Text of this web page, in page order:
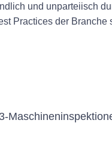
und unparteiisch
Practices der Branche